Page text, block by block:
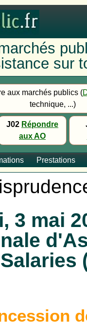
sur
aux marchés publics (
technique, ...)
J02 Répondre
aux AO
Prestations
3 mai